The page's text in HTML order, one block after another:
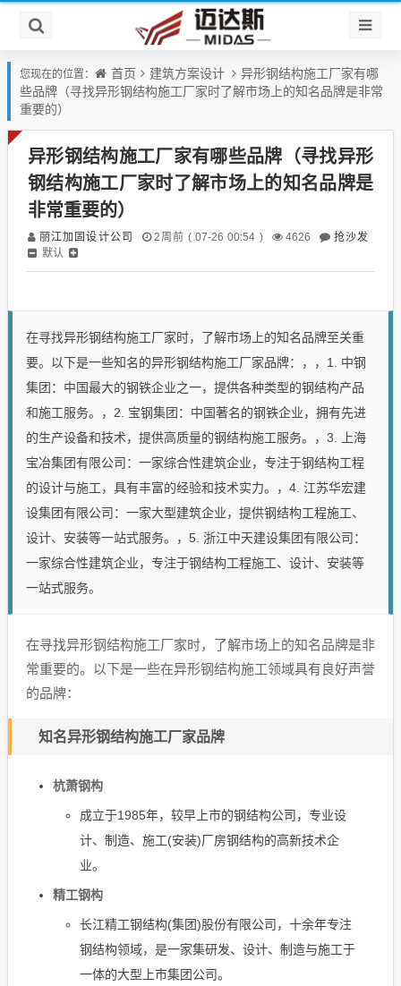
您现在的位置： 首页 建筑方案设计
异形钢结构施工厂家有哪
些品牌（寻找异形钢结构施工厂家时了解市场上的知名品牌是非常
重要的）
异形钢结构施工厂家有哪些品牌（寻找异形
钢结构施工厂家时了解市场上的知名品牌是
非常重要的）
丽江加固设计公司 2周前 ( 07-26 00:54 ) 4626
抢沙发
默认
在寻找异形钢结构施工厂家时，了解市场上的知名品牌至关重
要。以下是一些知名的异形钢结构施工厂家品牌：，，1. 中钢
集团：中国最大的钢铁企业之一，提供各种类型的钢结构产品
和施工服务。，2. 宝钢集团：中国著名的钢铁企业，拥有先进
的生产设备和技术，提供高质量的钢结构施工服务。，3. 上海
宝冶集团有限公司：一家综合性建筑企业，专注于钢结构工程
的设计与施工，具有丰富的经验和技术实力。，4. 江苏华宏建
设集团有限公司：一家大型建筑企业，提供钢结构工程施工、
设计、安装等一站式服务。，5. 浙江中天建设集团有限公司：
一家综合性建筑企业，专注于钢结构工程施工、设计、安装等
一站式服务。
在寻找异形钢结构施工厂家时，了解市场上的知名品牌是非
常重要的。以下是一些在异形钢结构施工领域具有良好声誉
的品牌：
知名异形钢结构施工厂家品牌
杭萧钢构
成立于1985年，较早上市的钢结构公司，专业设
计、制造、施工(安装)厂房钢结构的高新技术企
业。
精工钢构
长江精工钢结构(集团)股份有限公司，十余年专注
钢结构领域，是一家集研发、设计、制造与施工于
一体的大型上市集团公司。